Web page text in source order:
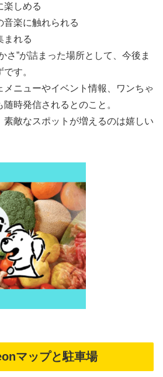
楽しめる
音楽に触れられる
まれる
さ”が詰まった場所として、今後ま
す。
メニューやイベント情報、ワンちゃ
時発信されるとのこと。
素敵なスポットが増えるのは嬉しい
マップと駐車場